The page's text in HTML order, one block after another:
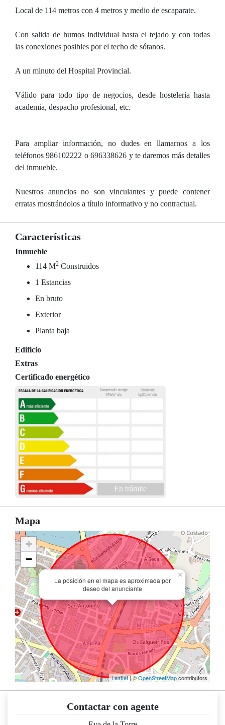
Local de 114 metros con 4 metros y medio de escaparate.
Con salida de humos individual hasta el tejado y con todas
las conexiones posibles por el techo de sótanos.
A un minuto del Hospital Provincial.
Válido para todo tipo de negocios, desde hostelería hasta
academia, despacho profesional, etc.
Para ampliar información, no dudes en llamarnos a los
teléfonos 986102222 o 696338626 y te daremos más detalles
del inmueble.
Nuestros anuncios no son vinculantes y puede contener
erratas mostrándolos a título informativo y no contractual.
Características
Inmueble
114 M2 Construidos
1 Estancias
En bruto
Exterior
Planta baja
Edificio
Extras
Certificado energético
En trámite
Mapa
La posición en el mapa es aproximada por
deseo del anunciante
×
+
−
Leaflet| ©OpenStreetMapcontributors
Contactar con agente